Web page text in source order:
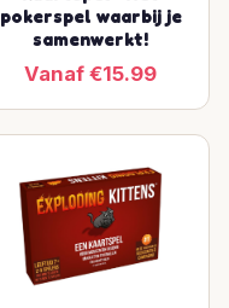
pokerspel waarbij je
samenwerkt!
Vanaf €15.99